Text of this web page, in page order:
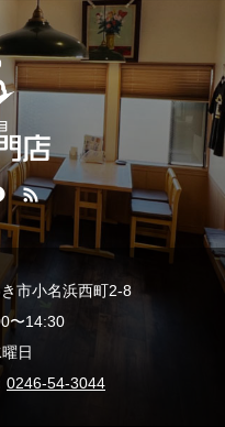
市小名浜西町2-8
〜14:30
日
0246-54-3044